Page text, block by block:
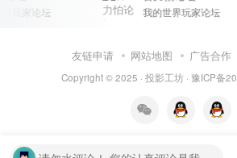
论坛 我的世界玩家论坛
友链申请 网站地图 广告合作
Copyright © 2025 · 投影工坊· 豫ICP备